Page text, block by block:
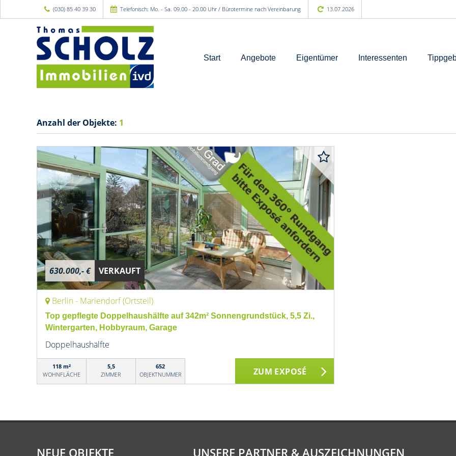
(030) 85 40 39 30 Telefonisch: Mo. - Sa. 09.00 - 20.00 Uhr / Bürotermine nach Vereinbarung 13.07.2026
Start Angebote Eigentümer Interessenten
Anzahl der Objekte: 1
630.000,- € VERKAUFT
Berlin - Mariendorf (Ortsteil)
Top gepflegte Doppelhaushälfte auf 342m² Sonnengrundstück, 5,5 Zi.,
Wintergarten, Hobbyraum, Garage
Doppelhaushälfte
118 m²
WOHNFLÄCHE
5,5
ZIMMER
652
OBJEKTNUMMER
ZUM EXPOSÉ
NEUE OBJEKTE UNSERE PARTNER & AUSZEICHNUNGEN